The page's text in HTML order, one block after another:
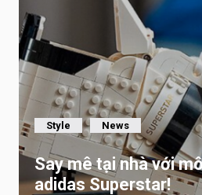
Style News
Say mê tại nhà với
adidas Superstar!